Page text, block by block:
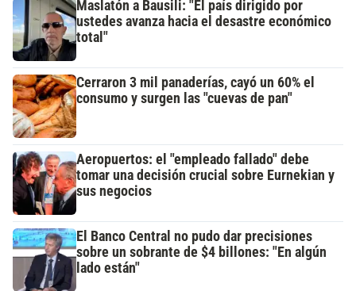
Maslatón a Bausili: "El país dirigido por
ustedes avanza hacia el desastre económico
total"
Cerraron 3 mil panaderías, cayó un 60% el
consumo y surgen las "cuevas de pan"
Aeropuertos: el "empleado fallado" debe
tomar una decisión crucial sobre Eurnekian y
sus negocios
El Banco Central no pudo dar precisiones
sobre un sobrante de $4 billones: "En algún
lado están"